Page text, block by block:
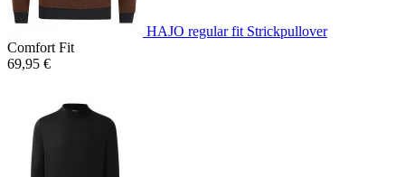
HAJO regular fit Strickpullover
Comfort Fit
69,95 €